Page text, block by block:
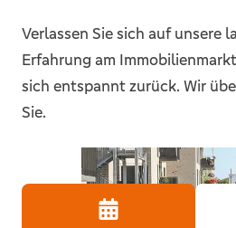
Verlassen Sie sich auf unsere
Erfahrung am
sich entspannt zurück. Wir
Sie.